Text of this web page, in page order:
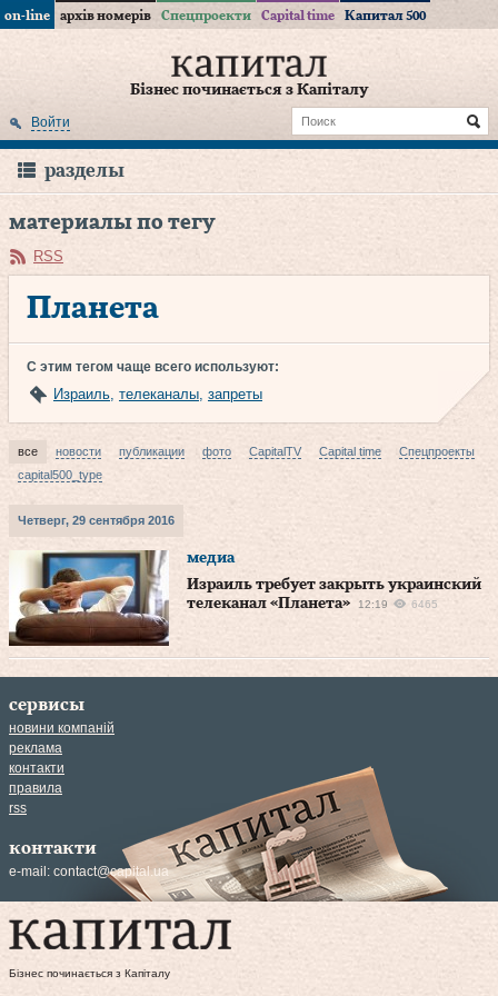
on-line архів номерів Спецпроекти Capital time Капитал 500
Бізнес починається з Капіталу
Войти
разделы
материалы по тегу
RSS
Планета
С этим тегом чаще всего используют:
Израиль, телеканалы, запреты
все новости публикации фото CapitalTV Capital time
Спецпроекты
capital500_type
Четверг, 29 сентября 2016
медиа
Израиль требует закрыть украинский
телеканал «Планета»
12:19 6465
сервисы
новини компаній
реклама
контакти
правила
rss
контакти
e-mail: contact@capital.ua
Бізнес починається з Капіталу